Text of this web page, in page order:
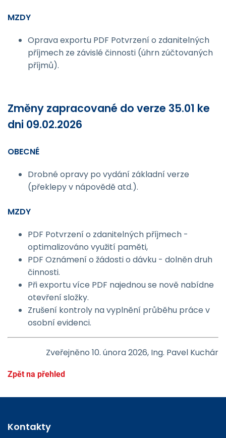
MZDY
Oprava exportu PDF Potvrzení o zdanitelných
příjmech ze závislé činnosti (úhrn zúčtovaných
příjmů).
Změny zapracované do verze 35.01 ke
dni 09.02.2026
OBECNÉ
Drobné opravy po vydání základní verze
(překlepy v nápovědě atd.).
MZDY
PDF Potvrzení o zdanitelných příjmech -
optimalizováno využití paměti,
PDF Oznámení o žádosti o dávku - dolněn druh
činnosti.
Při exportu více PDF najednou se nově nabídne
otevření složky.
Zrušení kontroly na vyplnění průběhu práce v
osobní evidenci.
Zveřejněno 10. února 2026, Ing. Pavel Kuchár
Zpět na přehled
Kontakty